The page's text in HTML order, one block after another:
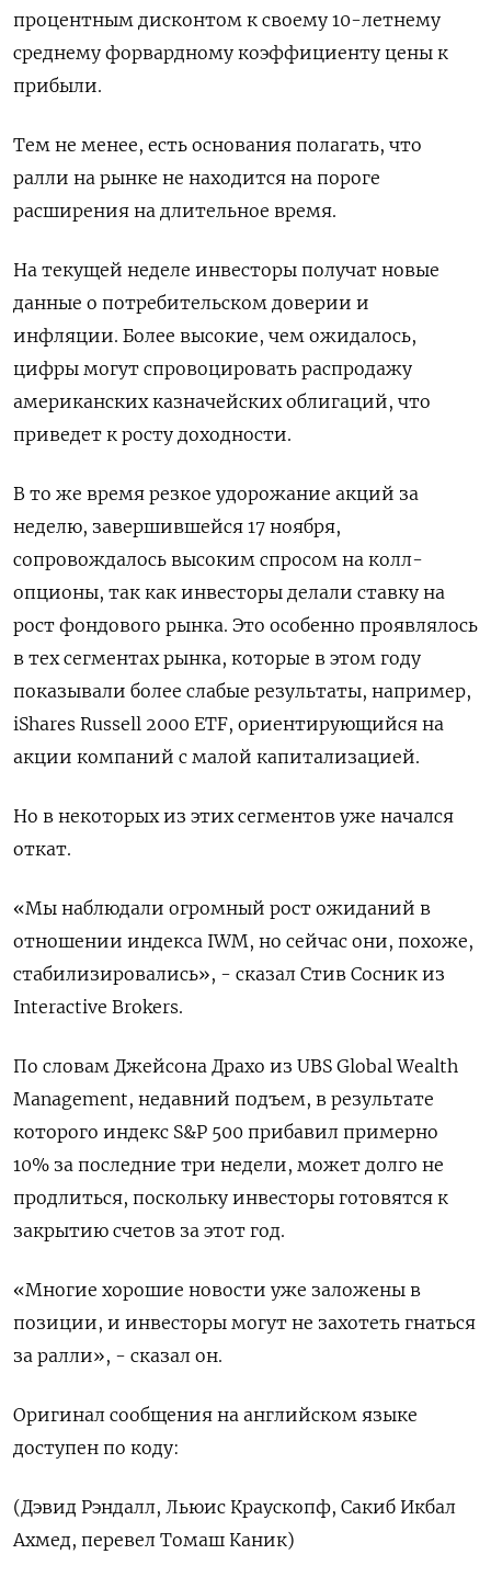
процентным дисконтом к своему 10-летнему
среднему форвардному коэффициенту цены к
прибыли.
Тем не менее, есть основания полагать, что
ралли на рынке не находится на пороге
расширения на длительное время.
На текущей неделе инвесторы получат новые
данные о потребительском доверии и
инфляции. Более высокие, чем ожидалось,
цифры могут спровоцировать распродажу
американских казначейских облигаций, что
приведет к росту доходности.
В то же время резкое удорожание акций за
неделю, завершившейся 17 ноября,
сопровождалось высоким спросом на колл-
опционы, так как инвесторы делали ставку на
рост фондового рынка. Это особенно проявлялось
в тех сегментах рынка, которые в этом году
показывали более слабые результаты, например,
iShares Russell 2000 ETF, ориентирующийся на
акции компаний с малой капитализацией.
Но в некоторых из этих сегментов уже начался
откат.
«Мы наблюдали огромный рост ожиданий в
отношении индекса IWM, но сейчас они, похоже,
стабилизировались», - сказал Стив Сосник из
Interactive Brokers.
По словам Джейсона Драхо из UBS Global Wealth
Management, недавний подъем, в результате
которого индекс S&P 500 прибавил примерно
10% за последние три недели, может долго не
продлиться, поскольку инвесторы готовятся к
закрытию счетов за этот год.
«Многие хорошие новости уже заложены в
позиции, и инвесторы могут не захотеть гнаться
за ралли», - сказал он.
Оригинал сообщения на английском языке
доступен по коду:
(Дэвид Рэндалл, Льюис Краускопф, Сакиб Икбал
Ахмед, перевел Томаш Каник)